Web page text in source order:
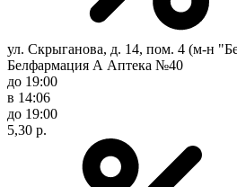
ул. Скрыганова, д. 14, пом. 4 (м-н
Белфармация А Аптека №40
до 19:00
в 14:06
до 19:00
5,30 р.